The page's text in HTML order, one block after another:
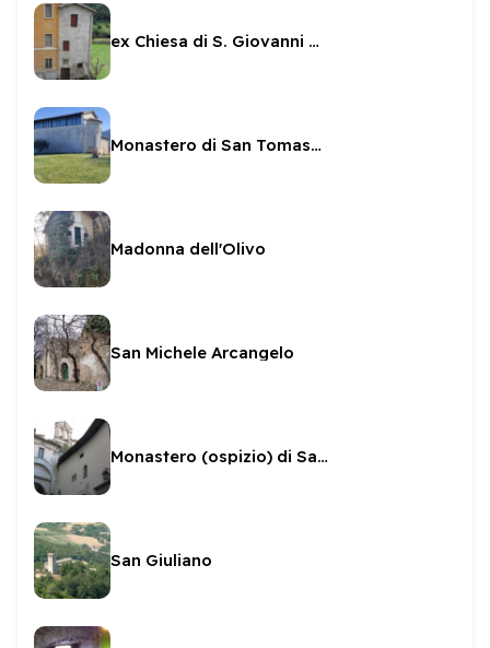
ex Chiesa di S. Giovanni decollato
Monastero di San Tomasso
Madonna dell'Olivo
San Michele Arcangelo
Monastero (ospizio) di San Giovanni
San Giuliano